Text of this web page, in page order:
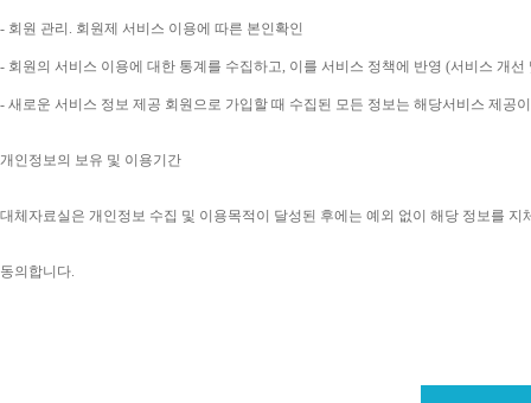
- 회원 관리 . 회원제 서비스 이용에 따른 본인확인
- 회원의 서비스 이용에 대한 통계를 수집하고, 이를 서비스 정책에 반영 (서비스 개선
- 새로운 서비스 정보 제공 회원으로 가입할 때 수집된 모든 정보는 해당서비스 제
개인정보의 보유 및 이용기간
대체자료실은 개인정보 수집 및 이용목적이 달성된 후에는 예외 없이 해당 정보를 지
동의합니다.